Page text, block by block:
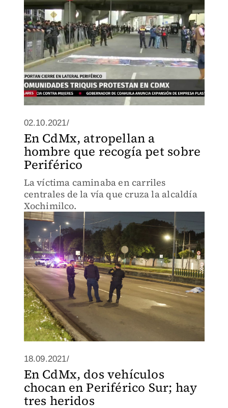
02.10.2021/
En CdMx, atropellan a
hombre que recogía pet sobre
Periférico
La víctima caminaba en carriles
centrales de la vía que cruza la alcaldía
Xochimilco.
18.09.2021/
En CdMx, dos vehículos
chocan en Periférico Sur; hay
tres heridos